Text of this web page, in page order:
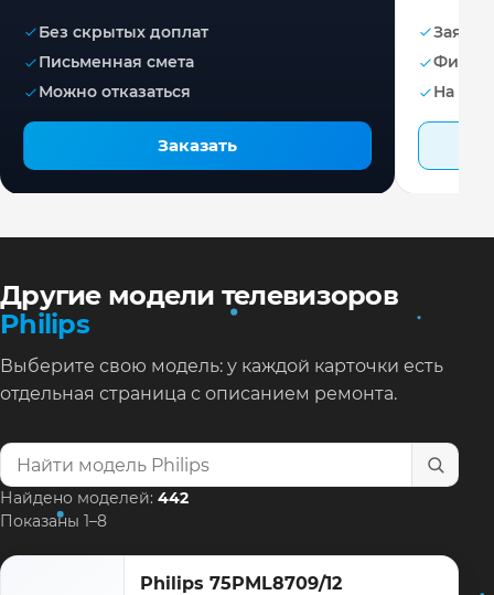
Без скрытых доплат
Письменная смета
Можно отказаться
Заказать
Заявка
На
Другие модели телевизоров
Philips
Выберите свою модель: у каждой карточки есть
отдельная страница с описанием ремонта.
Найти модель телевизора
Найдено моделей: 442
Показаны 1–8
Philips 75PML8709/12